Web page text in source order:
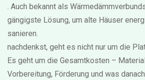
. Auch bekannt als
gängigste Lösung, um alte Häuser
sanieren.
nachdenkst, geht es nicht nur um die
Es geht um die Gesamtkosten –
Vorbereitung, Förderung und was